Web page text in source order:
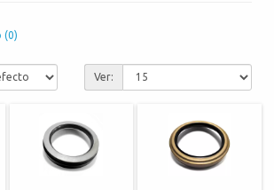
(0)
Ver: